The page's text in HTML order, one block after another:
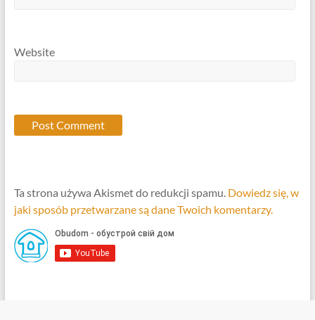
Website
Ta strona używa Akismet do redukcji spamu. Dowiedz się, w
jaki sposób przetwarzane są dane Twoich komentarzy.